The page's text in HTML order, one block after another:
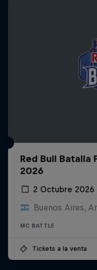
Red Bull Batalla
2026
2 Octubre 2026
Buenos Aires,
MC BATTLE
Tickets a la venta